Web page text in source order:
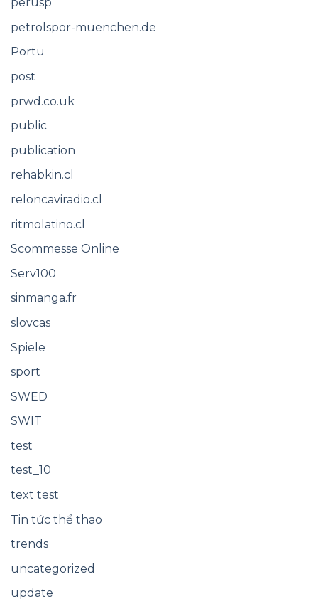
petrolspor-muenchen.de
Portu
post
prwd.co.uk
public
publication
rehabkin.cl
reloncaviradio.cl
ritmolatino.cl
Scommesse Online
Serv100
sinmanga.fr
slovcas
Spiele
sport
SWED
SWIT
test
test_10
text test
Tin tức thể thao
trends
uncategorized
update